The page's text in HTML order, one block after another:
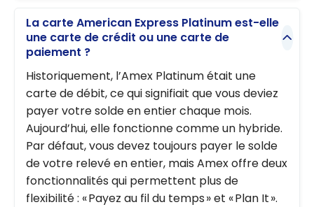
La carte American Express Platinum est-elle
une carte de crédit ou une carte de
paiement ?
Historiquement, l’Amex Platinum était une
carte de débit, ce qui signifiait que vous deviez
payer votre solde en entier chaque mois.
Aujourd’hui, elle fonctionne comme un hybride.
Par défaut, vous devez toujours payer le solde
de votre relevé en entier, mais Amex offre deux
fonctionnalités qui permettent plus de
flexibilité : « Payez au fil du temps » et « Plan It ».